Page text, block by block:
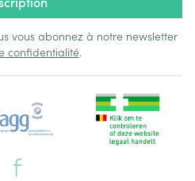
vous abonnez à notre newsletter
confidentialité.